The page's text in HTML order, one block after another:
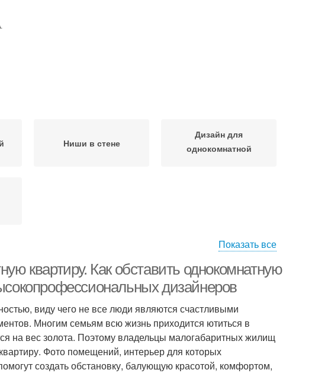
Ниши в стене
Дизайн для
однокомнатной
Показать все
квартиру. Как обставить однокомнатную
дизайнеров
виду чего не все люди являются счастливыми
Многим семьям всю жизнь приходится ютиться в
на вес золота. Поэтому владельцы малогабаритных жилищ
Фото помещений, интерьер для которых
создать обстановку, балующую красотой, комфортом,